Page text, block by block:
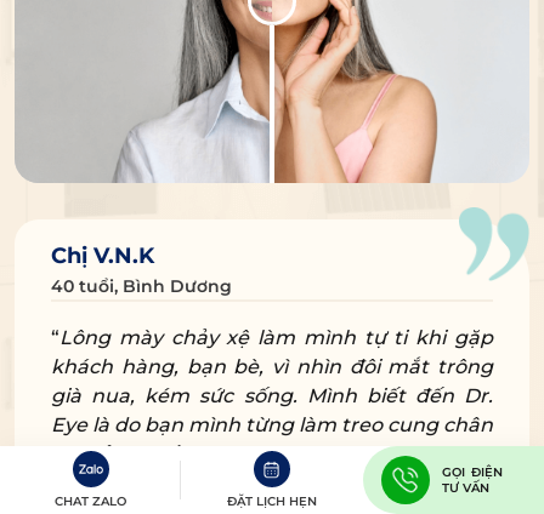
Chị V.N.K
40 tuổi, Bình Dương
“Lông mày chảy xệ làm mình tự ti khi gặp
khách hàng, bạn bè, vì nhìn đôi mắt trông
già nua, kém sức sống. Mình biết đến Dr.
Eye là do bạn mình từng làm treo cung chân
mày ở đây rất đẹp.
Sau khi nghe bác sĩ tư vấn, xem trước kết
ĐẶT LỊCH HẸN
GỌI ĐIỆN
TƯ VẤN
CHAT ZALO